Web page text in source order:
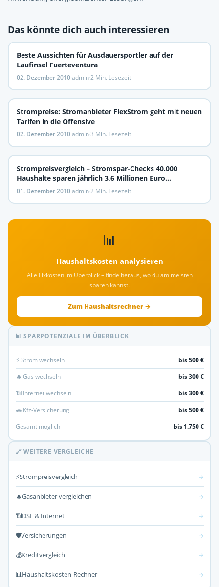
Das könnte dich auch interessieren
Beste Aussichten für Ausdauersportler auf der
Laufinsel Fuerteventura
02. Dezember 2010·admin·2 Min. Lesezeit
Strompreise: Stromanbieter FlexStrom geht mit neuen
Tarifen in die Offensive
02. Dezember 2010·admin·3 Min. Lesezeit
Strompreisvergleich – Stromspar-Checks 40.000
Haushalte sparen jährlich 3,6 Millionen Euro
Stromkosten
01. Dezember 2010·admin·2 Min. Lesezeit
📊
Haushaltskosten analysieren
Alle Fixkosten im Überblick – finde heraus, wo du am meisten
sparen kannst.
Zum Haushaltsrechner →
📊 SPARPOTENZIALE IM ÜBERBLICK
⚡ Strom wechseln
bis 500 €
🔥 Gas wechseln
bis 300 €
📶 Internet wechseln
bis 300 €
🚗 Kfz-Versicherung
bis 500 €
Gesamt möglich
bis 1.750 €
🔗 WEITERE VERGLEICHE
⚡Strompreisvergleich →
🔥Gasanbieter vergleichen →
📶DSL & Internet →
🛡️Versicherungen →
💰Kreditvergleich →
📊 Haushaltskosten-Rechner →